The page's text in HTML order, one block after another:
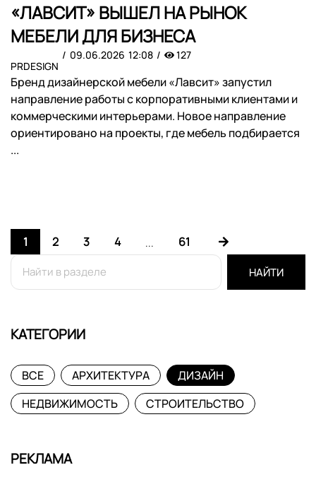
«ЛАВСИТ» ВЫШЕЛ НА РЫНОК
МЕБЕЛИ ДЛЯ БИЗНЕСА
PRDESIGN
09.06.2026 12:08 127
Бренд дизайнерской мебели «Лавсит» запустил
направление работы с корпоративными клиентами и
коммерческими интерьерами. Новое направление
ориентировано на проекты, где мебель подбирается
...
1 2 3 4 ... 61
НАЙТИ
КАТЕГОРИИ
ВСЕ АРХИТЕКТУРА
ДИЗАЙН
НЕДВИЖИМОСТЬ
СТРОИТЕЛЬСТВО
РЕКЛАМА